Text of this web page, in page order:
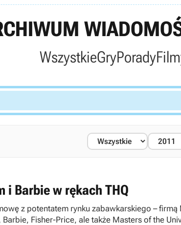
WszystkieGryPorady
i Barbie w rękach THQ
z potentatem rynku zabawkarskiego –
Fisher-Price, ale także Masters of the